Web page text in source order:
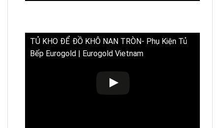
TỦ KHO ĐỂ ĐỒ KHÔ NAN TRÒN- Phụ Kiện Tủ
Bếp Eurogold | Eurogold Vietnam